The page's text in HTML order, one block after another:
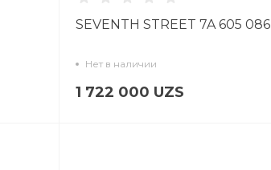
SEVENTH STREET 7A 605 086
Нет в наличии
1 722 000 UZS